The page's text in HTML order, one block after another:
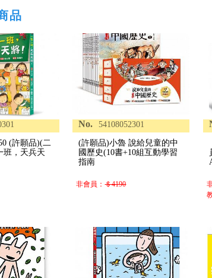
品
(許願品)(二
班，天兵天
No. 54108052301
(許願品)小魯 說給兒童的中
國歷史(10書+10組互動學習
指南
非會員：＄4190